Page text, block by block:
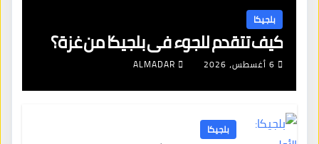
بلجيكا
كيف تتقدم للجوء في بلجيكا من غزة؟
6 أغسطس، 2026 ALMADAR
بلجيكا